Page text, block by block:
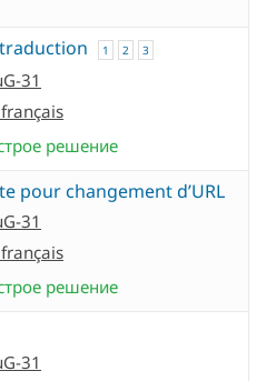
1 2 3
31
решение
pour changement d’URL
31
решение
31